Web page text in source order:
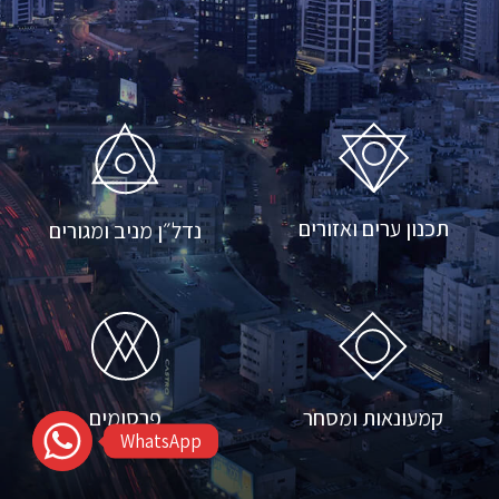
חוות
דעת
פרסומים
סקרי
שוק
אודות
החברה
צרו
קשר
תכנון ערים ואזורים נדל״ן מניב ומגורים
קמעונאות ומסחר פרסומים
WhatsApp